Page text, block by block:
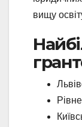
вищу